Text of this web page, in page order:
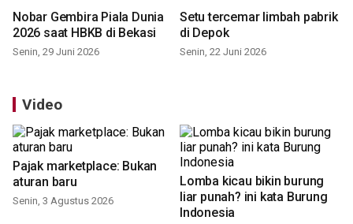
Nobar Gembira Piala Dunia
2026 saat HBKB di Bekasi
Senin, 29 Juni 2026
Setu tercemar limbah pabrik
di Depok
Senin, 22 Juni 2026
Video